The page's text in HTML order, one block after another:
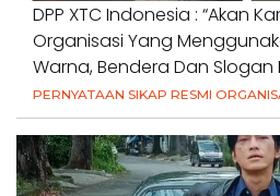
DPP XTC Indonesia : “Akan
Organisasi Yang
Warna, Bendera Dan Slogan
PERNYATAAN SIKAP RESMI